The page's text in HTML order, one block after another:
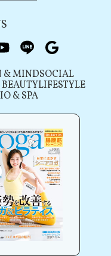
youtubeline
& MINDSOCIAL
LIFESTYLE
& SPA